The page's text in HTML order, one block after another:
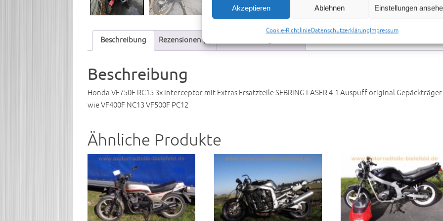
Akzeptieren Ablehnen Einstellungen
Cookie-RichtlinieDatenschutzerklärungImpressum
Beschreibung Rezensionen (0)
Beschreibung
Honda VF750F RC15 3x Interceptor mit Extras Ersatzteile SEBRING LASER 4-1 Auspuff original Gepäckträger
wie VF400F NC13 VF500F PC12
Ähnliche Produkte